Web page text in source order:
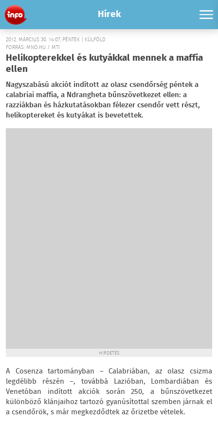
Hírek
2012. MÁRCIUS 30. 14:07, PÉNTEK | KÜLFÖLD
FORRÁS: MNO.HU / MTI
Helikopterekkel és kutyákkal mennek a maffia
ellen
Nagyszabású akciót indított az olasz csendőrség péntek a
calabriai maffia, a Ndrangheta bűnszövetkezet ellen: a
razziákban és házkutatásokban félezer csendőr vett részt,
helikoptereket és kutyákat is bevetettek.
HIRDETÉS
A Cosenza tartományban – Calabriában, az olasz csizma
legdélibb részén –, továbbá Lazióban, Lombardiában és
Venetóban indított akciók során 250, a bűnszövetkezet
különböző klánjaihoz tartozó gyanúsítottal szemben járnak el
a csendőrök, s már megkezdődtek az őrizetbe vételek.